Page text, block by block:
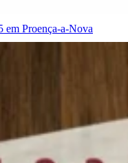
em Proença-a-Nova